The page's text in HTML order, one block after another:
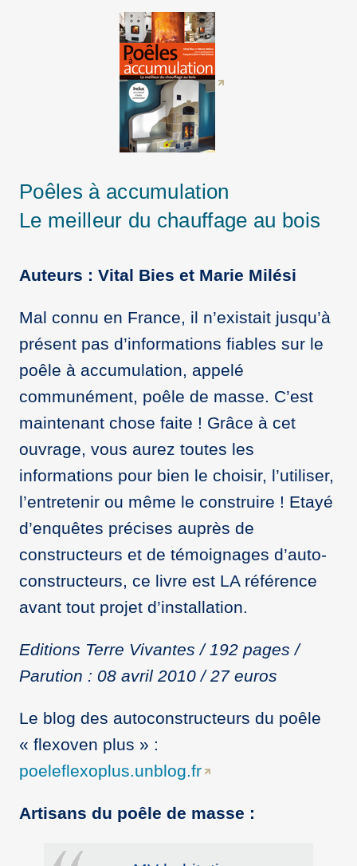
Poêles à accumulation
Le meilleur du chauffage au bois
Auteurs : Vital Bies et Marie Milési
Mal connu en France, il n’existait jusqu’à
présent pas d’informations fiables sur le
poêle à accumulation, appelé
communément, poêle de masse. C’est
maintenant chose faite ! Grâce à cet
ouvrage, vous aurez toutes les
informations pour bien le choisir, l’utiliser,
l’entretenir ou même le construire ! Etayé
d’enquêtes précises auprès de
constructeurs et de témoignages d’auto-
constructeurs, ce livre est LA référence
avant tout projet d’installation.
Editions Terre Vivantes / 192 pages /
Parution : 08 avril 2010 / 27 euros
Le blog des autoconstructeurs du poêle
« flexoven plus » :
poeleflexoplus.unblog.fr
Artisans du poêle de masse :